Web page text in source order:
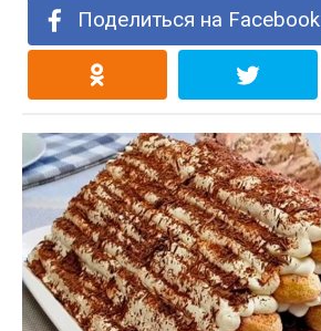
Поделиться на Facebook